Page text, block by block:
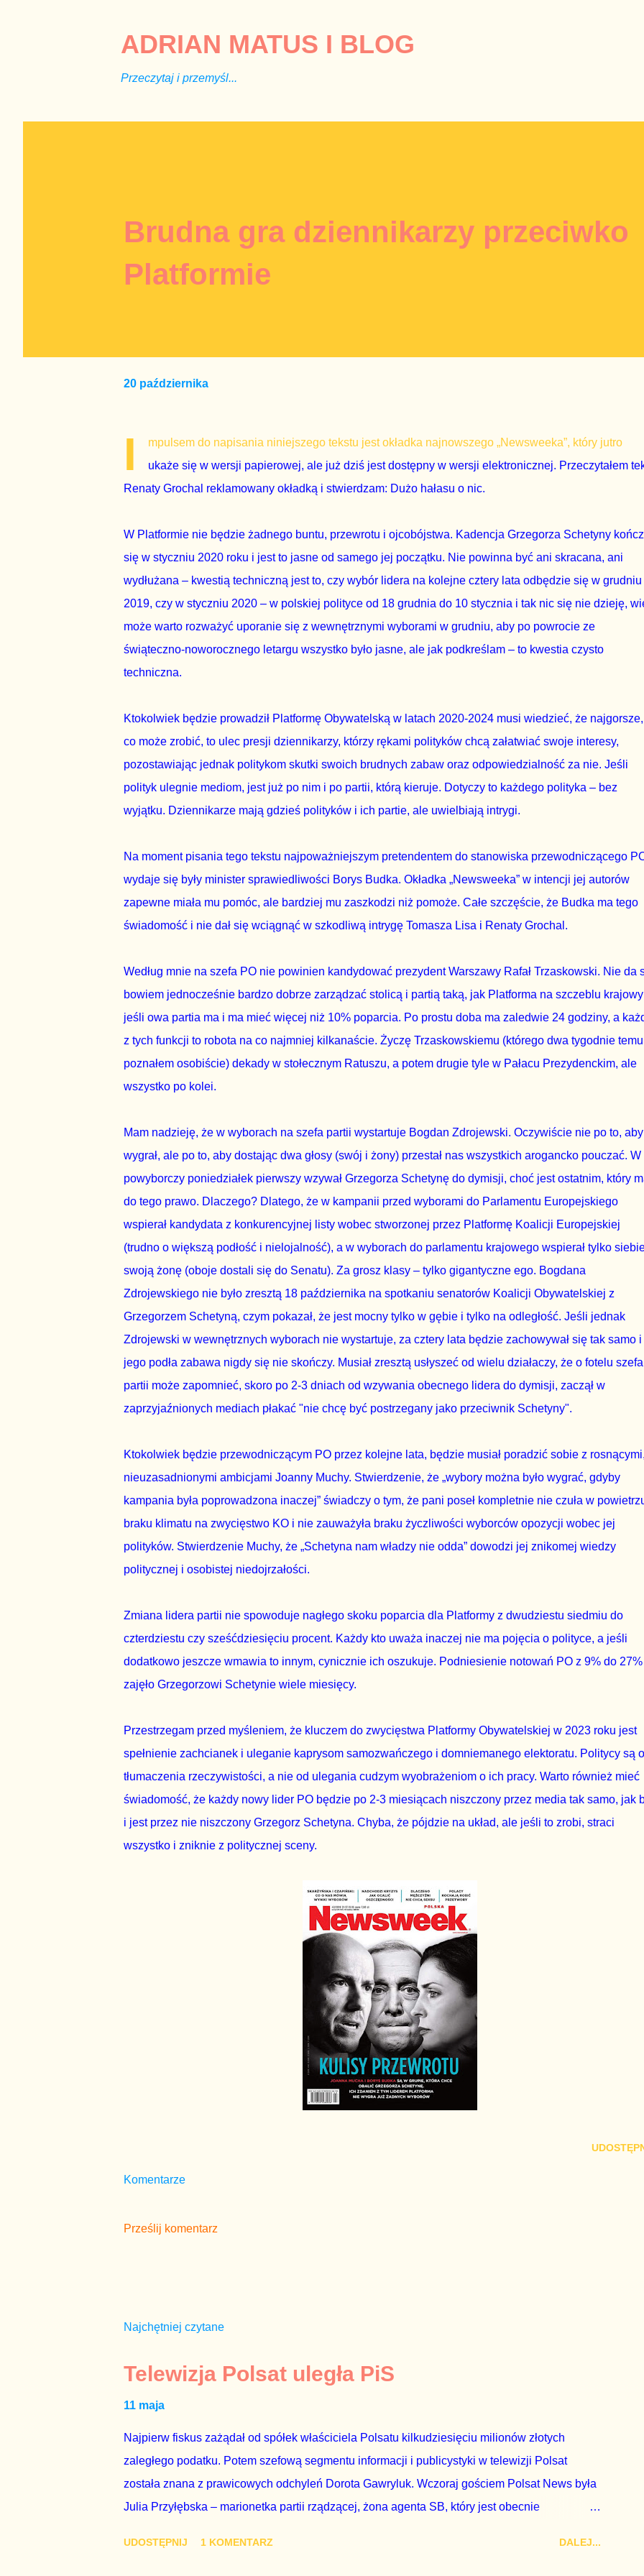
ADRIAN MATUS I BLOG
Przeczytaj i przemyśl...
Brudna gra dziennikarzy przeciwko
Platformie
20 października
I
mpulsem do napisania niniejszego tekstu jest okładka najnowszego „Newsweeka”, który jutro
ukaże się w wersji papierowej, ale już dziś jest dostępny w wersji elektronicznej. Przeczytałem
Renaty Grochal reklamowany okładką i stwierdzam: Dużo hałasu o nic.
W Platformie nie będzie żadnego buntu, przewrotu i ojcobójstwa. Kadencja Grzegorza Schetyny
się w styczniu 2020 roku i jest to jasne od samego jej początku. Nie powinna być ani skracana, ani
wydłużana – kwestią techniczną jest to, czy wybór lidera na kolejne cztery lata odbędzie się w grudniu
2019, czy w styczniu 2020 – w polskiej polityce od 18 grudnia do 10 stycznia i tak nic się nie dzieję,
może warto rozważyć uporanie się z wewnętrznymi wyborami w grudniu, aby po powrocie ze
świąteczno-noworocznego letargu wszystko było jasne, ale jak podkreślam – to kwestia czysto
techniczna.
Ktokolwiek będzie prowadził Platformę Obywatelską w latach 2020-2024 musi wiedzieć, że najgorsze,
co może zrobić, to ulec presji dziennikarzy, którzy rękami polityków chcą załatwiać swoje interesy,
pozostawiając jednak politykom skutki swoich brudnych zabaw oraz odpowiedzialność za nie. Jeśli
polityk ulegnie mediom, jest już po nim i po partii, którą kieruje. Dotyczy to każdego polityka – bez
wyjątku. Dziennikarze mają gdzieś polityków i ich partie, ale uwielbiają intrygi.
Na moment pisania tego tekstu najpoważniejszym pretendentem do stanowiska przewodniczącego
wydaje się były minister sprawiedliwości Borys Budka. Okładka „Newsweeka” w intencji jej autorów
zapewne miała mu pomóc, ale bardziej mu zaszkodzi niż pomoże. Całe szczęście, że Budka ma tego
świadomość i nie dał się wciągnąć w szkodliwą intrygę Tomasza Lisa i Renaty Grochal.
Według mnie na szefa PO nie powinien kandydować prezydent Warszawy Rafał Trzaskowski. Nie da
bowiem jednocześnie bardzo dobrze zarządzać stolicą i partią taką, jak Platforma na szczeblu
jeśli owa partia ma i ma mieć więcej niż 10% poparcia. Po prostu doba ma zaledwie 24 godziny, a
z tych funkcji to robota na co najmniej kilkanaście. Życzę Trzaskowskiemu (którego dwa tygodnie temu
poznałem osobiście) dekady w stołecznym Ratuszu, a potem drugie tyle w Pałacu Prezydenckim, ale
wszystko po kolei.
Mam nadzieję, że w wyborach na szefa partii wystartuje Bogdan Zdrojewski. Oczywiście nie po to, aby
wygrał, ale po to, aby dostając dwa głosy (swój i żony) przestał nas wszystkich arogancko pouczać. W
powyborczy poniedziałek pierwszy wzywał Grzegorza Schetynę do dymisji, choć jest ostatnim, który
do tego prawo. Dlaczego? Dlatego, że w kampanii przed wyborami do Parlamentu Europejskiego
wspierał kandydata z konkurencyjnej listy wobec stworzonej przez Platformę Koalicji Europejskiej
(trudno o większą podłość i nielojalność), a w wyborach do parlamentu krajowego wspierał tylko
swoją żonę (oboje dostali się do Senatu). Za grosz klasy – tylko gigantyczne ego. Bogdana
Zdrojewskiego nie było zresztą 18 października na spotkaniu senatorów Koalicji Obywatelskiej z
Grzegorzem Schetyną, czym pokazał, że jest mocny tylko w gębie i tylko na odległość. Jeśli jednak
Zdrojewski w wewnętrznych wyborach nie wystartuje, za cztery lata będzie zachowywał się tak samo i
jego podła zabawa nigdy się nie skończy. Musiał zresztą usłyszeć od wielu działaczy, że o fotelu szefa
partii może zapomnieć, skoro po 2-3 dniach od wzywania obecnego lidera do dymisji, zaczął w
zaprzyjaźnionych mediach płakać "nie chcę być postrzegany jako przeciwnik Schetyny".
Ktokolwiek będzie przewodniczącym PO przez kolejne lata, będzie musiał poradzić sobie z
nieuzasadnionymi ambicjami Joanny Muchy. Stwierdzenie, że „wybory można było wygrać, gdyby
kampania była poprowadzona inaczej” świadczy o tym, że pani poseł kompletnie nie czuła w
braku klimatu na zwycięstwo KO i nie zauważyła braku życzliwości wyborców opozycji wobec jej
polityków. Stwierdzenie Muchy, że „Schetyna nam władzy nie odda” dowodzi jej znikomej wiedzy
politycznej i osobistej niedojrzałości.
Zmiana lidera partii nie spowoduje nagłego skoku poparcia dla Platformy z dwudziestu siedmiu do
czterdziestu czy sześćdziesięciu procent. Każdy kto uważa inaczej nie ma pojęcia o polityce, a jeśli
dodatkowo jeszcze wmawia to innym, cynicznie ich oszukuje. Podniesienie notowań PO z 9% do 27%
zajęło Grzegorzowi Schetynie wiele miesięcy.
Przestrzegam przed myśleniem, że kluczem do zwycięstwa Platformy Obywatelskiej w 2023 roku jest
spełnienie zachcianek i uleganie kaprysom samozwańczego i domniemanego elektoratu. Politycy są
tłumaczenia rzeczywistości, a nie od ulegania cudzym wyobrażeniom o ich pracy. Warto również mieć
świadomość, że każdy nowy lider PO będzie po 2-3 miesiącach niszczony przez media tak samo, jak
i jest przez nie niszczony Grzegorz Schetyna. Chyba, że pójdzie na układ, ale jeśli to zrobi, straci
wszystko i zniknie z politycznej sceny.
Komentarze
Prześlij komentarz
Najchętniej czytane
Telewizja Polsat uległa PiS
11 maja
Najpierw fiskus zażądał od spółek właściciela Polsatu kilkudziesięciu milionów złotych
zaległego podatku. Potem szefową segmentu informacji i publicystyki w telewizji Polsat
została znana z prawicowych odchyleń Dorota Gawryluk. Wczoraj gościem Polsat News była
Julia Przyłębska – marionetka partii rządzącej, żona agenta SB, który jest obecnie
UDOSTĘPNIJ 1 KOMENTARZ DALEJ...